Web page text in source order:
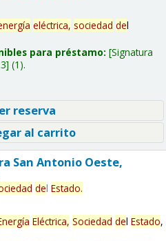
eléctrica, sociedad del
para préstamo: Signatura
(1).
reserva
al carrito
San Antonio Oeste,
del Estado.
Eléctrica, Sociedad del Estado,